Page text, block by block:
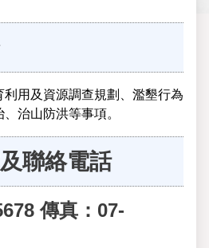
用及資源調查規劃、濫墾行為
治山防洪等事項。
聯絡電話
傳真：07-